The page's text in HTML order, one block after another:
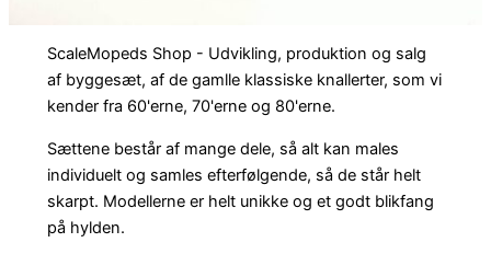
ScaleMopeds Shop - Udvikling, produktion og salg
af byggesæt, af de gamlle klassiske knallerter, som vi
kender fra 60'erne, 70'erne og 80'erne.
Sættene består af mange dele, så alt kan males
individuelt og samles efterfølgende, så de står helt
skarpt. Modellerne er helt unikke og et godt blikfang
på hylden.